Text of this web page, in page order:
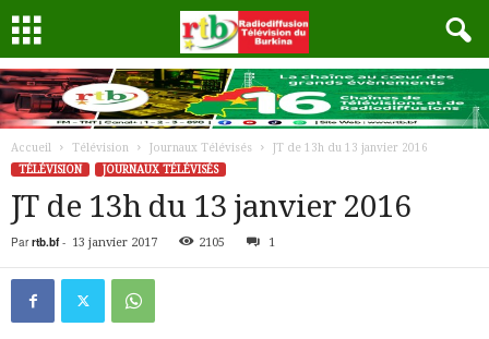
Accueil Télévision Journaux Télévisés
JT de 13h du 13 janvier 2016
TÉLÉVISION
JOURNAUX TÉLÉVISÉS
JT de 13h du 13 janvier 2016
Par rtb.bf- 13 janvier 2017 2105 1